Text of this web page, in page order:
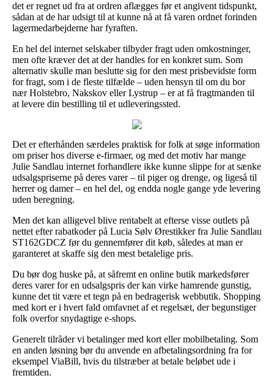
det er regnet ud fra at ordren aflægges før et angivent tidspunkt,
sådan at de har udsigt til at kunne nå at få varen ordnet forinden
lagermedarbejderne har fyraften.
En hel del internet selskaber tilbyder fragt uden omkostninger,
men ofte kræver det at der handles for en konkret sum. Som
alternativ skulle man beslutte sig for den mest prisbevidste form
for fragt, som i de fleste tilfælde – uden hensyn til om du bor
nær Holstebro, Nakskov eller Lystrup – er at få fragtmanden til
at levere din bestilling til et udleveringssted.
Det er efterhånden særdeles praktisk for folk at søge information
om priser hos diverse e-firmaer, og med det motiv har mange
Julie Sandlau internet forhandlere ikke kunne slippe for at sænke
udsalgspriserne på deres varer – til piger og drenge, og ligeså til
herrer og damer – en hel del, og endda nogle gange yde levering
uden beregning.
Men det kan alligevel blive rentabelt at efterse visse outlets på
nettet efter rabatkoder på Lucia Sølv Ørestikker fra Julie Sandlau
ST162GDCZ før du gennemfører dit køb, således at man er
garanteret at skaffe sig den mest betalelige pris.
Du bør dog huske på, at såfremt en online butik markedsfører
deres varer for en udsalgspris der kan virke hamrende gunstig,
kunne det tit være et tegn på en bedragerisk webbutik. Shopping
med kort er i hvert fald omfavnet af et regelsæt, der begunstiger
folk overfor snydagtige e-shops.
Generelt tilråder vi betalinger med kort eller mobilbetaling. Som
en anden løsning bør du anvende en afbetalingsordning fra for
eksempel ViaBill, hvis du tilstræber at betale beløbet ude i
fremtiden.